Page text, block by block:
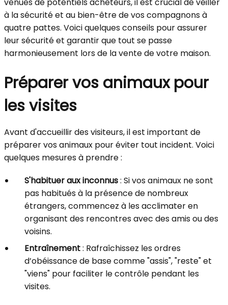
à la sécurité et au bien-être de vos compagnons à
quatre pattes. Voici quelques conseils pour assurer
leur sécurité et garantir que tout se passe
harmonieusement lors de la vente de votre maison.
Préparer vos animaux pour
les visites
Avant d'accueillir des visiteurs, il est important de
préparer vos animaux pour éviter tout incident. Voici
quelques mesures à prendre :
S'habituer aux inconnus: Si vos animaux ne sont
pas habitués à la présence de nombreux
étrangers, commencez à les acclimater en
organisant des rencontres avec des amis ou des
voisins.
Entraînement: Rafraîchissez les ordres
d’obéissance de base comme "assis", "reste" et
"viens" pour faciliter le contrôle pendant les
visites.